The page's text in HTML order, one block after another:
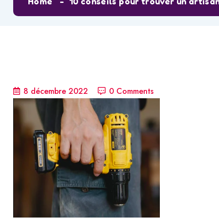
8 décembre 2022 0 Comments